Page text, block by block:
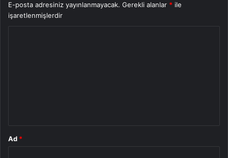
E-posta adresiniz yayınlanmayacak. Gerekli alanlar * ile
işaretlenmişlerdir
Ad *